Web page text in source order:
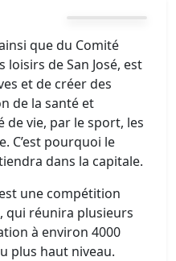
que du Comité
de San José, est
et de créer des
de la santé et
de vie, par le sport, les
C’est pourquoi le
dans la capitale.
une compétition
qui réunira plusieurs
à environ 4000
plus haut niveau.